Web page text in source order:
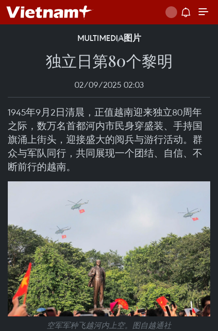
MULTIMEDIA图片
独立日第80个黎明
02/09/2025 02:03
1945年9月2日清晨，正值越南迎来独立80周年
之际，数万名首都河内市民身穿盛装、手持国
旗涌上街头，迎接盛大的阅兵与游行活动。群
众与军队同行，共同展现一个团结、自信、不
断前行的越南。
空军军种飞越河内上空。图自越通社